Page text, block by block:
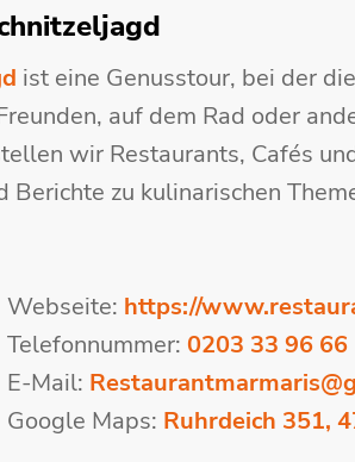
ist eine Genusstour, bei der
auf dem Rad oder
wir Restaurants, Cafés
zu kulinarischen
Webseite: https://
Telefonnummer: 0203 33 96 66
E-Mail:
Google Maps: Ruhrdeich 351,